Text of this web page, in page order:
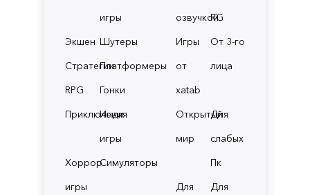
игры
Экшен Шутеры
СтратегииПлатформеры
RPG
Гонки
Приключения
Инди
игры
Хоррор
игры
Симуляторы
озвучкой
RG
Игры
от
xatab
От 3-го
лица
Открытый
мир
Для
слабых
Пк
Для
Для